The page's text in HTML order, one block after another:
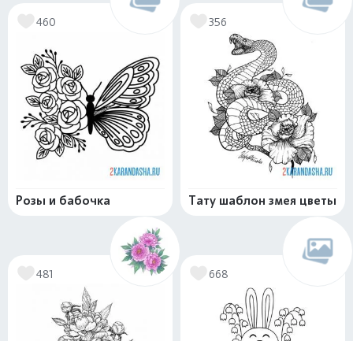
460
Розы и бабочка
356
Тату шаблон змея цветы
481 668